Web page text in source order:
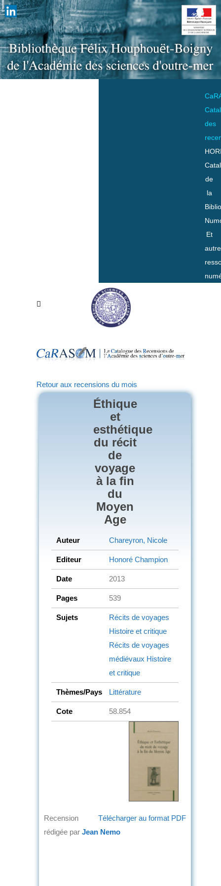
des
de
la
Et
Retour aux recensions du mois
Éthique
et
esthétique
du récit
de
voyage
à la fin
du
Moyen
Age
Auteur Chareyron, Nicole
Editeur Honoré Champion
Date 2013
Pages 539
Sujets
Récits de voyages
Histoire et critique
Récits de voyages
médiévaux Histoire
et critique
Thèmes/Pays Littérature
Cote 58.854
Télécharger au format PDF
Recension
rédigée par Jean Nemo